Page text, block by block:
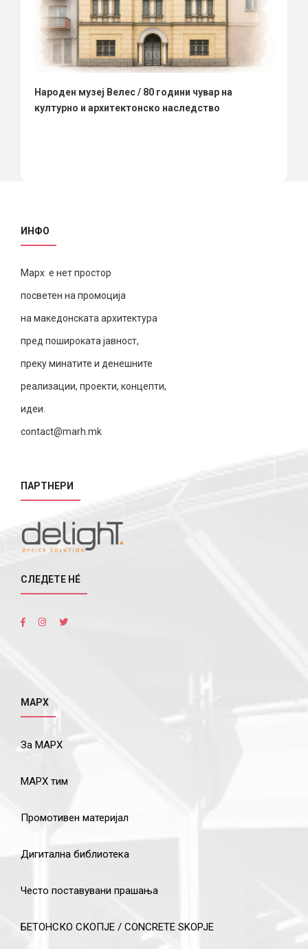
Народен музеј Велес / 80 години чувар на
културно и архитектонско наследство
ИНФО
Марх е нет простор
посветен на промоција
на македонската архитектура
пред пошироката јавност,
преку минатите и денешните
реализации, проекти, концепти,
идеи.
contact@marh.mk
ПАРТНЕРИ
СЛЕДЕТЕ НÉ
МАРХ
За МАРХ
МАРХ тим
Промотивен материјал
Дигитална библиотека
Често поставувани прашања
БЕТОНСКО СКОПЈЕ / CONCRETE SKOPJE